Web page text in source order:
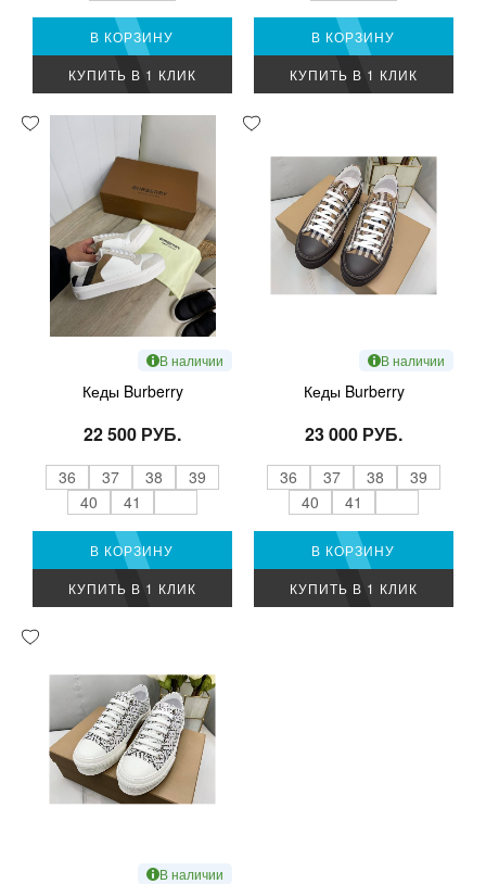
В КОРЗИНУ
КУПИТЬ В 1 КЛИК
В КОРЗИНУ
КУПИТЬ В 1 КЛИК
В наличии
Кеды Burberry
22 500 РУБ.
36 37 38
39
40
41
В КОРЗИНУ
КУПИТЬ В 1 КЛИК
В наличии
Кеды Burberry
23 000 РУБ.
36 37 38
39
40
41
В КОРЗИНУ
КУПИТЬ В 1 КЛИК
В наличии